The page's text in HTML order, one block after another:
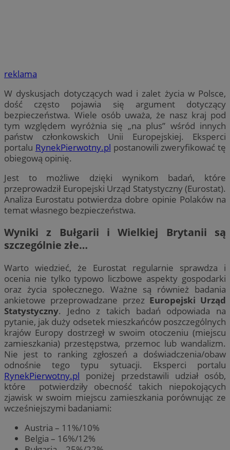
reklama
W dyskusjach dotyczących wad i zalet życia w Polsce,
dość często pojawia się argument dotyczący
bezpieczeństwa. Wiele osób uważa, że nasz kraj pod
tym względem wyróżnia się „na plus” wśród innych
państw członkowskich Unii Europejskiej. Eksperci
portalu RynekPierwotny.pl postanowili zweryfikować tę
obiegową opinię.
Jest to możliwe dzięki wynikom badań, które
przeprowadził Europejski Urząd Statystyczny (Eurostat).
Analiza Eurostatu potwierdza dobre opinie Polaków na
temat własnego bezpieczeństwa.
Wyniki z Bułgarii i Wielkiej Brytanii są
szczególnie złe…
Warto wiedzieć, że Eurostat regularnie sprawdza i
ocenia nie tylko typowo liczbowe aspekty gospodarki
oraz życia społecznego. Ważne są również badania
ankietowe przeprowadzane przez Europejski Urząd
Statystyczny. Jedno z takich badań odpowiada na
pytanie, jak duży odsetek mieszkańców poszczególnych
krajów Europy dostrzegł w swoim otoczeniu (miejscu
zamieszkania) przestępstwa, przemoc lub wandalizm.
Nie jest to ranking zgłoszeń a doświadczenia/obaw
odnośnie tego typu sytuacji. Eksperci portalu
RynekPierwotny.pl poniżej przedstawili udział osób,
które potwierdziły obecność takich niepokojących
zjawisk w swoim miejscu zamieszkania porównując ze
wcześniejszymi badaniami:
Austria – 11%/10%
Belgia – 16%/12%